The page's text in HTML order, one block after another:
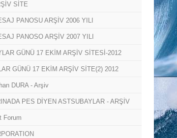
SİTE
PANOSU ARŞİV 2006 YILI
PANOSO ARŞİV 2007 YILI
GÜNÜ 17 EKİM ARŞİV SİTESİ-2012
GÜNÜ 17 EKİM ARŞİV SİTE(2) 2012
DURA - Arşiv
PES DİYEN ASTSUBAYLAR - ARŞİV
Forum